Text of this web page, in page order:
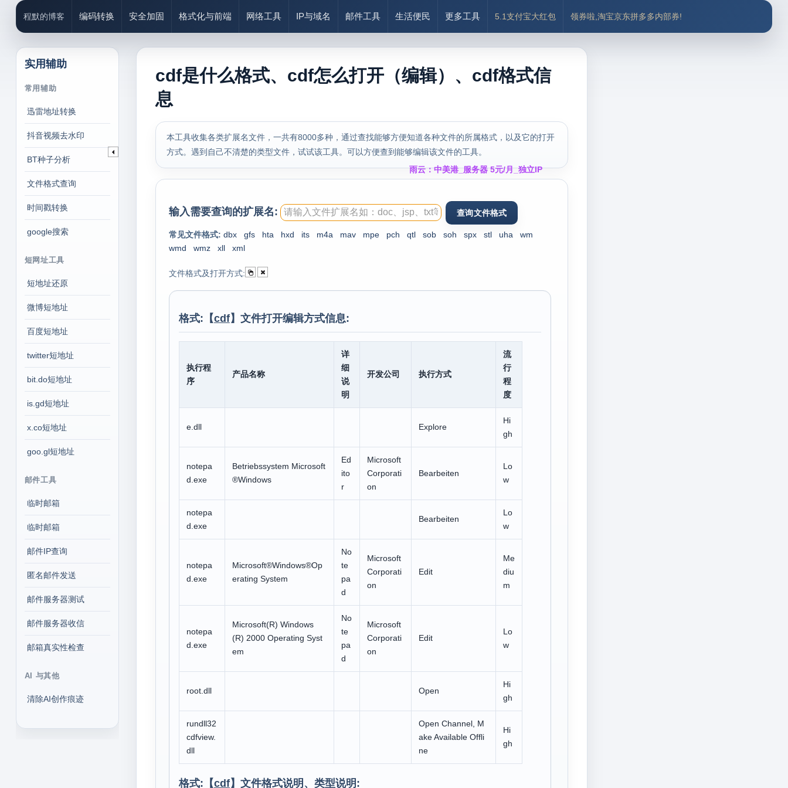
程默的博客 编码转换 安全加固 格式化与前端 网络工具 IP与域名 邮件工具 生活便民 更多工具 5.1支付宝大红包 领券啦,淘宝京东拼多多内部券!
实用辅助
常用辅助
迅雷地址转换
抖音视频去水印
BT种子分析
文件格式查询
时间戳转换
google搜索
短网址工具
短地址还原
微博短地址
百度短地址
twitter短地址
bit.do短地址
is.gd短地址
x.co短地址
goo.gl短地址
邮件工具
临时邮箱
临时邮箱
邮件IP查询
匿名邮件发送
邮件服务器测试
邮件服务器收信
邮箱真实性检查
AI 与其他
清除AI创作痕迹
cdf是什么格式、cdf怎么打开（编辑）、cdf格式信
息
本工具收集各类扩展名文件，一共有8000多种，通过查找能够方便知道各种文件的所属格式，以及它的打开
方式。遇到自己不清楚的类型文件，试试该工具。可以方便查到能够编辑该文件的工具。
雨云：中美港_服务器 5元/月_独立IP
输入需要查询的扩展名:
常见文件格式: dbx gfs hta hxd its m4a mav mpe pch qtl sob soh spx stl uha
wm
wmd
wmz xll xml
文件格式及打开方式:
格式:【cdf】文件打开编辑方式信息:
执行程
序
产品名称
详
细
说
明
开发公司 执行方式
流
行
程
度
e.dll Explore
Hi
gh
notepa
d.exe
Betriebssystem Microsoft
®Windows
Ed
ito
r
Microsoft
Corporati
on
Bearbeiten
Lo
w
notepa
d.exe
Bearbeiten
Lo
w
notepa
d.exe
Microsoft®Windows®Op
erating System
No
te
pa
d
Microsoft
Corporati
on
Edit
Me
diu
m
notepa
d.exe
Microsoft(R) Windows
(R) 2000 Operating Syst
em
No
te
pa
d
Microsoft
Corporati
on
Edit
Lo
w
root.dll Open
Hi
gh
rundll32
cdfview.
dll
Open Channel, M
ake Available Offli
ne
Hi
gh
格式:【cdf】文件格式说明、类型说明: